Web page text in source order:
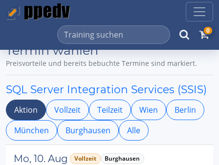
0
Termin wählen
Preisvorteile und bereits bebuchte Termine sind markiert.
SQL Server Integration Services (SSIS)
Aktion Vollzeit Teilzeit Wien
Berlin
München
Burghausen Alle
Mo, 10. Aug Vollzeit Burghausen